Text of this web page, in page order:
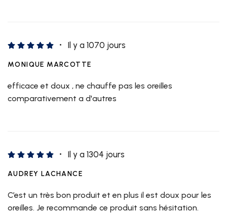
Il y a 1070 jours
MONIQUE MARCOTTE
efficace et doux , ne chauffe pas les oreilles
comparativement a d'autres
Il y a 1304 jours
AUDREY LACHANCE
C’est un très bon produit et en plus il est doux pour les
oreilles. Je recommande ce produit sans hésitation.